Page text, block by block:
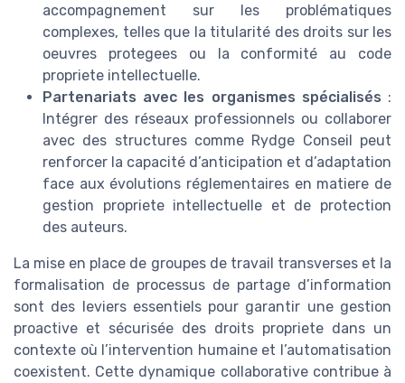
accompagnement sur les problématiques
complexes, telles que la titularité des droits sur les
oeuvres protegees ou la conformité au code
propriete intellectuelle.
Partenariats avec les organismes spécialisés :
Intégrer des réseaux professionnels ou collaborer
avec des structures comme Rydge Conseil peut
renforcer la capacité d’anticipation et d’adaptation
face aux évolutions réglementaires en matiere de
gestion propriete intellectuelle et de protection
des auteurs.
La mise en place de groupes de travail transverses et la
formalisation de processus de partage d’information
sont des leviers essentiels pour garantir une gestion
proactive et sécurisée des droits propriete dans un
contexte où l’intervention humaine et l’automatisation
coexistent. Cette dynamique collaborative contribue à